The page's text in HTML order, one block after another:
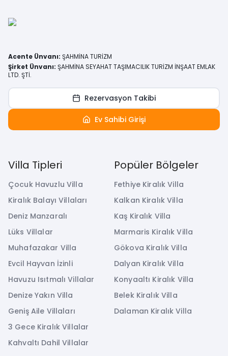
Villa Tipleri
Çocuk Havuzlu Villa
Kiralık Balayı Villaları
Deniz Manzaralı
Lüks Villalar
Muhafazakar Villa
Evcil Hayvan İzinli
Havuzu Isıtmalı Villalar
Denize Yakın Villa
Geniş Aile Villaları
3 Gece Kiralık Villalar
Kahvaltı Dahil Villalar
Popüler Bölgeler
Fethiye Kiralık Villa
Kalkan Kiralık Villa
Kaş Kiralık Villa
Marmaris Kiralık Villa
Gökova Kiralık Villa
Dalyan Kiralık Villa
Konyaaltı Kiralık Villa
Belek Kiralık Villa
Dalaman Kiralık Villa
Acente Ünvanı: ŞAHMİNA TURİZM
Şirket Ünvanı: ŞAHMİNA SEYAHAT TAŞIMACILIK TURİZM İNŞAAT EMLAK
LTD. ŞTİ.
Rezervasyon Takibi
Ev Sahibi Girişi